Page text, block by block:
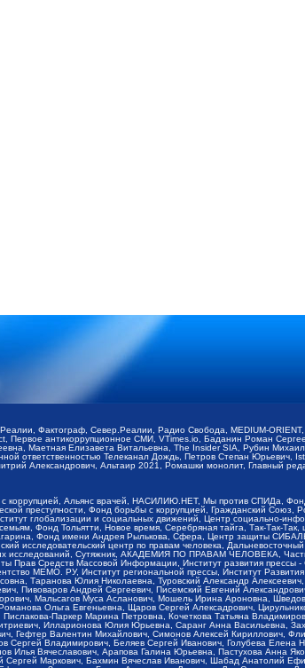
Фактограф, Север.Реалии, Радио Свобода, MEDIUM-
Первое антикоррупционное СМИ, VTimes.io, Баданин Роман
Маетная Елизавета Витальевна, The Insider SIA, Рубин
ответственностью Телеканал Дождь, Петров Степан Юрьевич,
Александрович, Альтаир 2021, Ромашки монолит, Главный
коррупцией, Альянс врачей, НАСИЛИЮ.НЕТ, Мы против СПИДа,
преступности, Фонд борьбы с коррупцией, Гражданский Союз,
глобализации и социальных движений, Центр социально-
Фонд Тольятти, Новое время, Серебряная тайга, Так-Так-
Фонд имени Андрея Рылькова, Сфера, Центр защиты
центр по правам человека,
исследований, Сутяжник, АКАДЕМИЯ ПО ПРАВАМ ЧЕЛОВЕКА,
Прав Средств Массовой Информации, Институт развития прессы
МЕМО. РУ, Институт региональной прессы, Институт
Таранова Юлия Николаевна, Туровский Александр
Пивоваров Андрей Сергеевич, Писемский Евгений
Мальсагов Муса Асланович, Мошель Ирина Ароновна,
Ольга Евгеньевна, Щаров Сергей Алексадрович,
Паркер Марина Петровна, Кочеткова Татьяна
Илларионова Юлия Юрьевна, Саранг Анна Васильевна,
Гефтер Валентин Михайлович, Симонов Алексей Кириллович,
Владимирович, Беляев Сергей Иванович, Голубева Елена
Вячеславович, Арапова Галина Юрьевна, Пастухова Анна
Маркович, Бахмин Вячеслав Иванович, Шабад Анатолий